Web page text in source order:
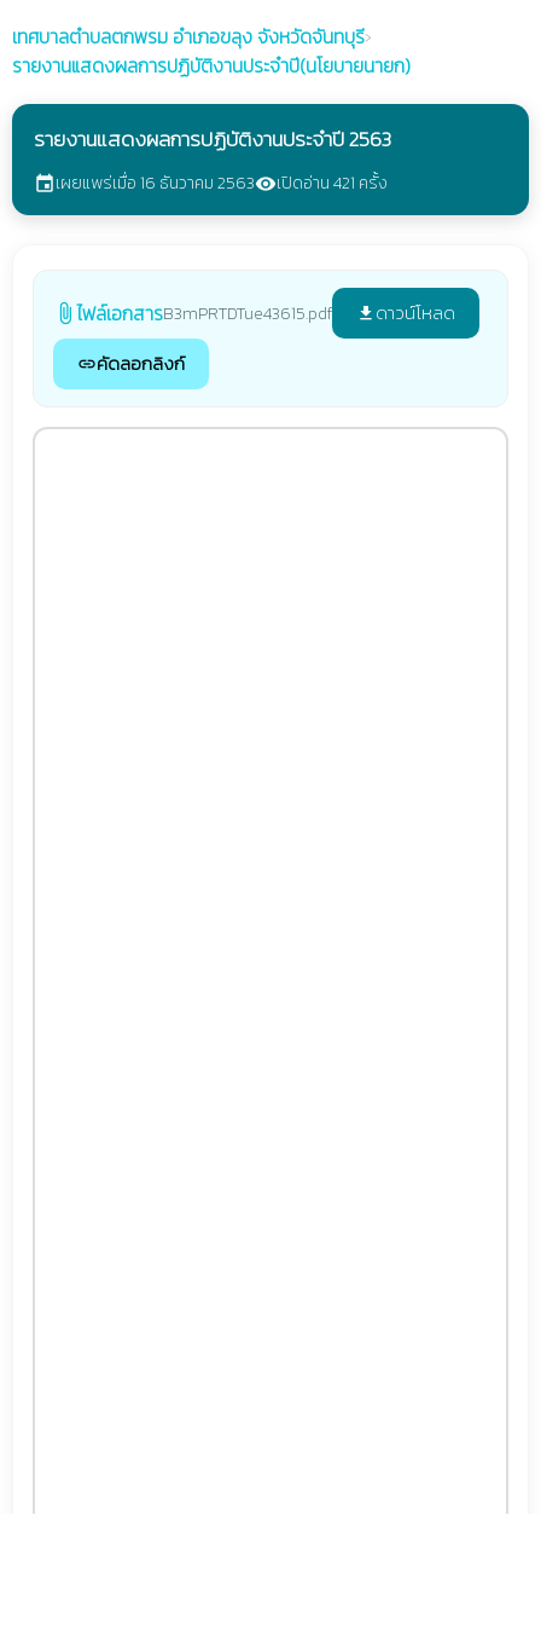
เทศบาลตำบลตกพรม อำเภอขลุง จังหวัดจันทบุรี›
รายงานแสดงผลการปฏิบัติงานประจำปี(นโยบายนายก)
รายงานแสดงผลการปฏิบัติงานประจำปี 2563
eventเผยแพร่เมื่อ 16 ธันวาคม 2563visibilityเปิดอ่าน 421 ครั้ง
attach_fileไฟล์เอกสารB3mPRTDTue43615.pdf file_download ดาวน์โหลด
linkคัดลอกลิงก์